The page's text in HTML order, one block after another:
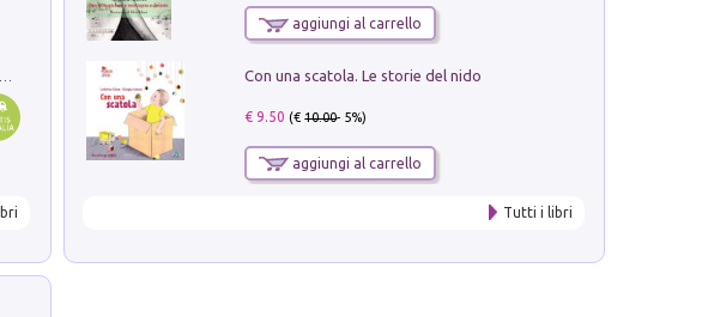
aggiungi al carrello
Con una scatola. Le storie del nido
€ 9.50 (€10.00- 5%)
aggiungi al carrello
Tutti i libri